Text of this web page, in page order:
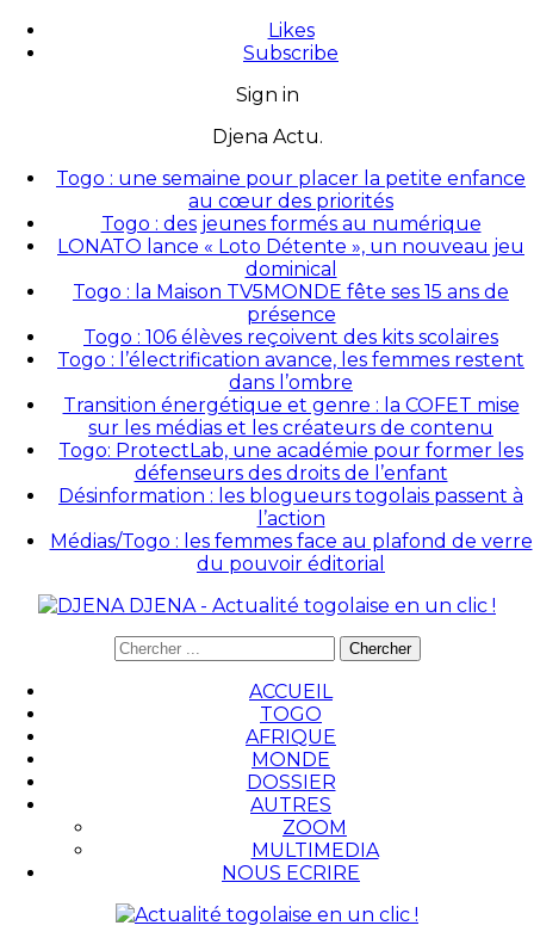
Likes
Subscribe
Sign in
Djena Actu.
Togo : une semaine pour placer la petite enfance
au cœur des priorités
Togo : des jeunes formés au numérique
LONATO lance « Loto Détente », un nouveau jeu
dominical
Togo : la Maison TV5MONDE fête ses 15 ans de
présence
Togo : 106 élèves reçoivent des kits scolaires
Togo : l’électrification avance, les femmes restent
dans l’ombre
Transition énergétique et genre : la COFET mise
sur les médias et les créateurs de contenu
Togo: ProtectLab, une académie pour former les
défenseurs des droits de l’enfant
Désinformation : les blogueurs togolais passent à
l’action
Médias/Togo : les femmes face au plafond de verre
du pouvoir éditorial
DJENA - Actualité togolaise en un clic !
ACCUEIL
TOGO
AFRIQUE
MONDE
DOSSIER
AUTRES
ZOOM
MULTIMEDIA
NOUS ECRIRE